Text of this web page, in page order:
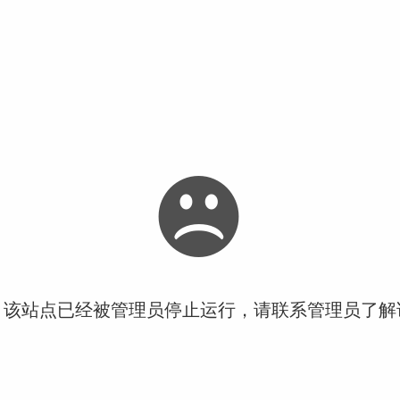
站点已经被管理员停止运行，请联系管理员了